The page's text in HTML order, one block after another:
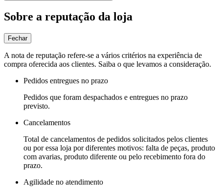
Sobre a reputação da loja
Fechar
A nota de reputação refere-se a vários critérios na experiência de
compra oferecida aos clientes. Saiba o que levamos a consideração.
Pedidos entregues no prazo
Pedidos que foram despachados e entregues no prazo
previsto.
Cancelamentos
Total de cancelamentos de pedidos solicitados pelos clientes
ou por essa loja por diferentes motivos: falta de peças, produto
com avarias, produto diferente ou pelo recebimento fora do
prazo.
Agilidade no atendimento